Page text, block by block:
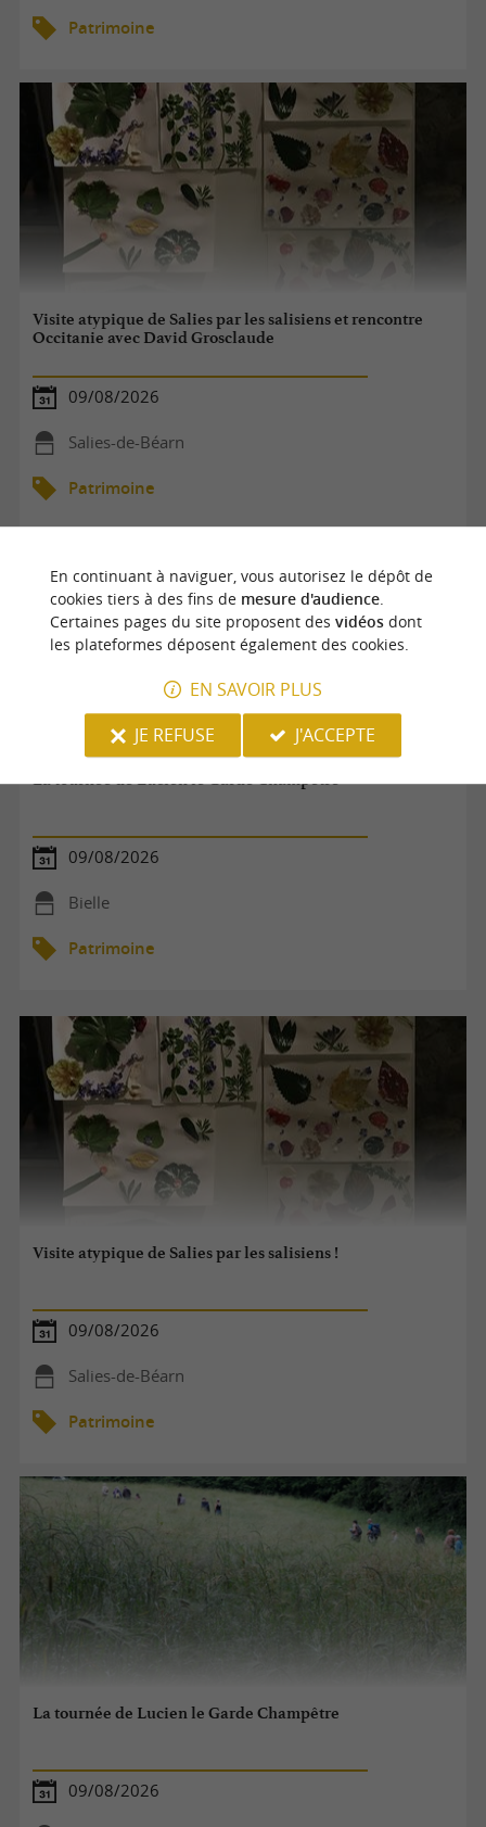
Patrimoine
Visite atypique de Salies par les salisiens et rencontre
Occitanie avec David Grosclaude
09/08/2026
Salies-de-Béarn
Patrimoine
La tournée de Lucien le Garde Champêtre
09/08/2026
Bielle
Patrimoine
Visite atypique de Salies par les salisiens !
09/08/2026
Salies-de-Béarn
Patrimoine
La tournée de Lucien le Garde Champêtre
09/08/2026
En continuant à naviguer, vous autorisez le dépôt de
cookies tiers à des fins de mesure d'audience.
Certaines pages du site proposent des vidéosdont
les plateformes déposent également des cookies.
EN SAVOIR PLUS
JE REFUSE
J'ACCEPTE